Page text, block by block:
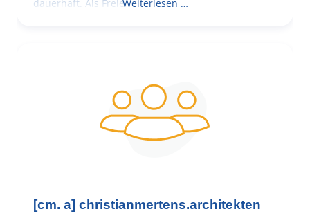
dauerhaft. Als FreieWeiterlesen …
[cm. a] christianmertens.architekten